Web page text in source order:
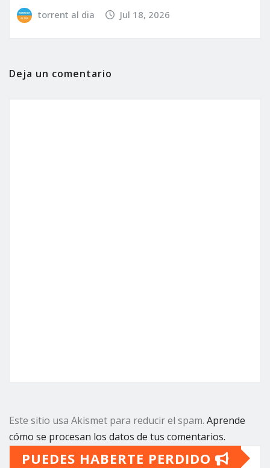
torrent al dia Jul 18, 2026
Deja un comentario
Este sitio usa Akismet para reducir el spam. Aprende
cómo se procesan los datos de tus comentarios.
PUEDES HABERTE PERDIDO